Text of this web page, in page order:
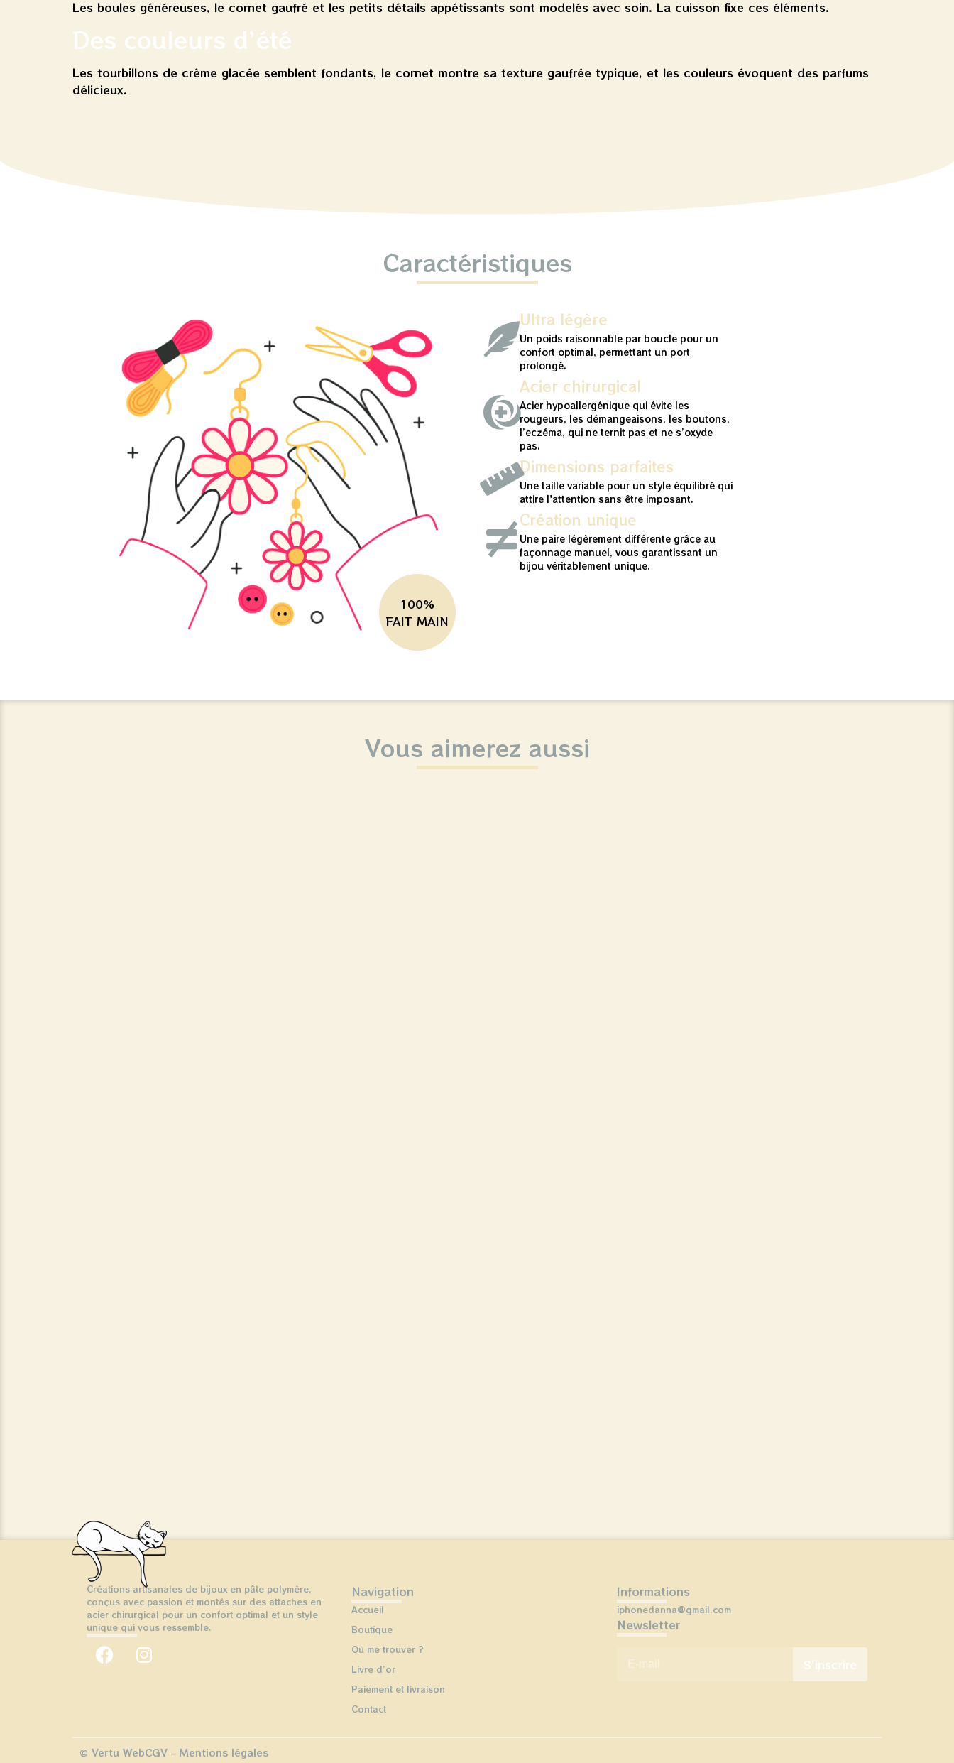
Les boules généreuses, le cornet gaufré et les petits détails appétissants sont modelés avec soin. La cuisson fixe ces éléments.
Des couleurs d’été
Les tourbillons de crème glacée semblent fondants, le cornet montre sa texture gaufrée typique, et les couleurs évoquent des parfums
délicieux.
Caractéristiques
100%
FAIT MAIN
Ultra légère
Un poids raisonnable par boucle pour un
confort optimal, permettant un port
prolongé.
Acier chirurgical
Acier hypoallergénique qui évite les
rougeurs, les démangeaisons, les boutons,
l’eczéma, qui ne ternit pas et ne s’oxyde
pas.
Dimensions parfaites
Une taille variable pour un style équilibré qui
attire l'attention sans être imposant.
Création unique
Une paire légèrement différente grâce au
façonnage manuel, vous garantissant un
bijou véritablement unique.
Vous aimerez aussi
Créations artisanales de bijoux en pâte polymère,
conçus avec passion et montés sur des attaches en
acier chirurgical pour un confort optimal et un style
unique qui vous ressemble.
Navigation
Accueil
Boutique
Où me trouver ?
Livre d’or
Paiement et livraison
Contact
Informations
iphonedanna@gmail.com
Newsletter
© Vertu WebCGV – Mentions légales